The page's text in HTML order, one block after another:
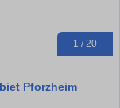
1 / 20
Pforzheim